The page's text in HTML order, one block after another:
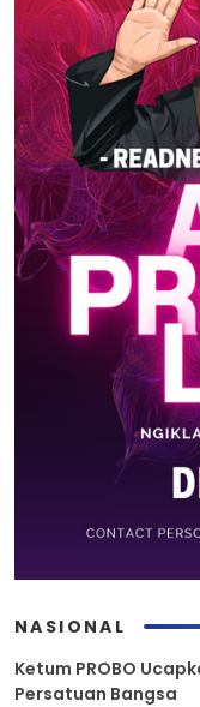
NASIONAL
Ketum PROBO
Persatuan Bangsa